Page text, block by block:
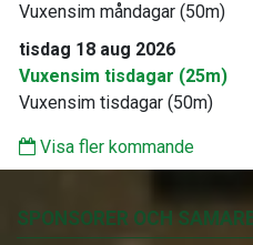
Vuxensim måndagar (50m)
tisdag 18 aug 2026
Vuxensim tisdagar (25m)
Vuxensim tisdagar (50m)
Visa fler kommande
SPONSORER OCH